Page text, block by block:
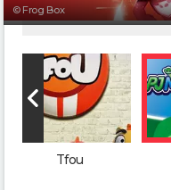
© Frog Box
Tfou